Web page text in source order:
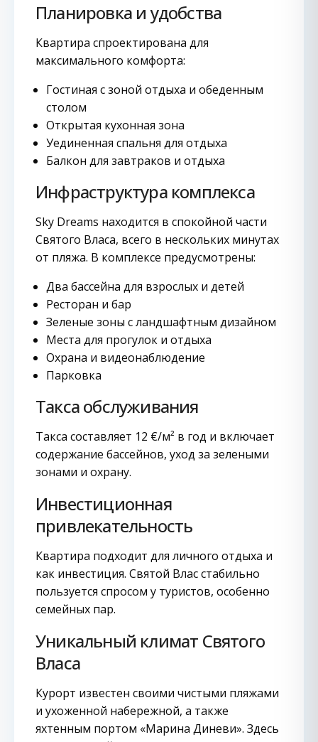
Планировка и удобства
Квартира спроектирована для
максимального комфорта:
Гостиная с зоной отдыха и обеденным
столом
Открытая кухонная зона
Уединенная спальня для отдыха
Балкон для завтраков и отдыха
Инфраструктура комплекса
Sky Dreams находится в спокойной части
Святого Власа, всего в нескольких минутах
от пляжа. В комплексе предусмотрены:
Два бассейна для взрослых и детей
Ресторан и бар
Зеленые зоны с ландшафтным дизайном
Места для прогулок и отдыха
Охрана и видеонаблюдение
Парковка
Такса обслуживания
Такса составляет 12 €/м² в год и включает
содержание бассейнов, уход за зелеными
зонами и охрану.
Инвестиционная
привлекательность
Квартира подходит для личного отдыха и
как инвестиция. Святой Влас стабильно
пользуется спросом у туристов, особенно
семейных пар.
Уникальный климат Святого
Власа
Курорт известен своими чистыми пляжами
и ухоженной набережной, а также
яхтенным портом «Марина Диневи». Здесь